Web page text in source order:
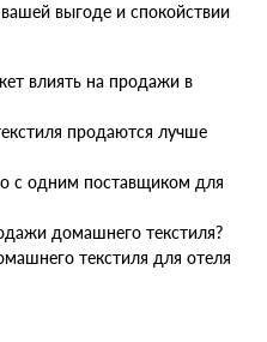
выгоде и спокойствии
влиять на продажи в
продаются лучше
с одним поставщиком для
домашнего текстиля?
текстиля для отеля